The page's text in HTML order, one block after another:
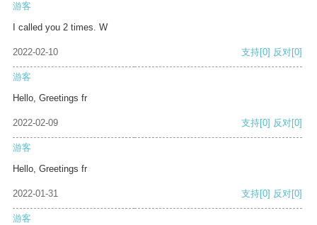
游客
I called you 2 times. W
2022-02-10 支持[0] 反对[0]
游客
Hello, Greetings fr
2022-02-09 支持[0] 反对[0]
游客
Hello, Greetings fr
2022-01-31 支持[0] 反对[0]
游客